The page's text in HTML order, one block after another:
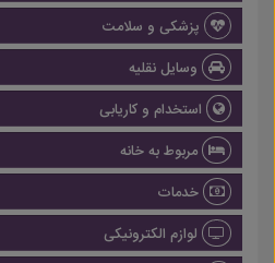
پزشکی و سلامت
وسایل نقلیه
استخدام و کاریابی
مربوط به خانه
خدمات
لوازم الکترونیکی